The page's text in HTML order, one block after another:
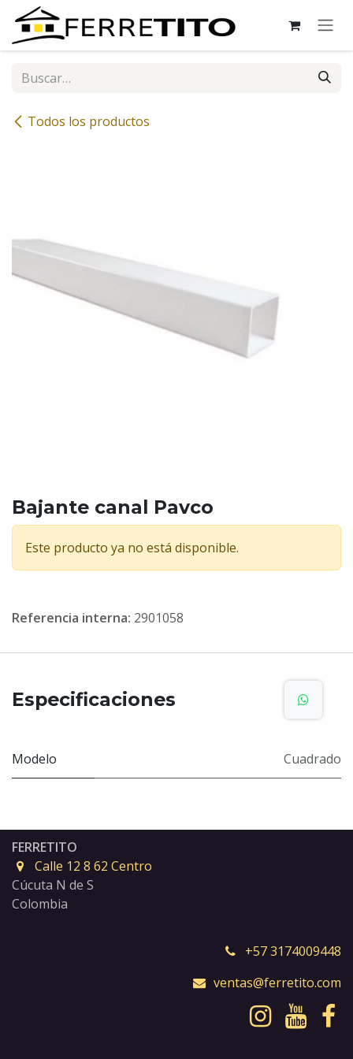
Ir al contenido
Todos los productos
Bajante canal Pavco
Este producto ya no está disponible.
Referencia interna: 2901058
Especificaciones
Modelo Cuadrado
FERRETITO
Calle 12 8 62 Centro
Cúcuta N de S
Colombia
+57 3174009448
ventas@ferretito.com